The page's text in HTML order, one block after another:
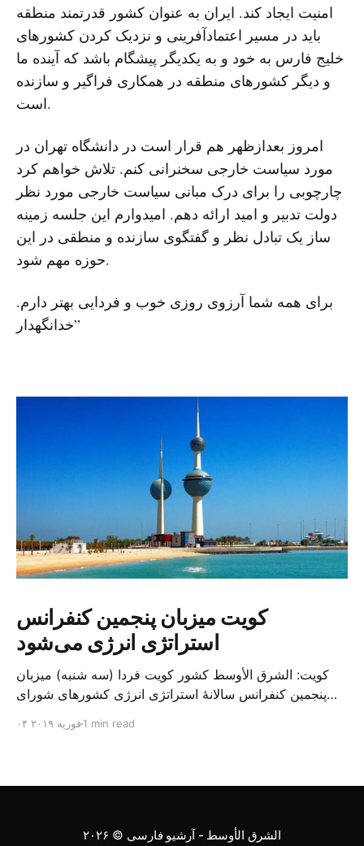
امنیت ایجاد کند. ایران به عنوان کشور قدرتمند منطقه
باید در مسیر اعتمادآفرینی و نزدیک کردن کشورهای
خلیج فارس به خود و به یکدیگر پیشگام باشد که آینده ما
و دیگر کشورهای منطقه در همکاری فراگیر و سازنده
است.
امروز بعدازظهر هم قرار است در دانشگاه تهران در
مورد سیاست خارجی سخنرانی کنم. تلاش خواهم کرد
چارچوبی را برای درک مبانی سیاست خارجی مورد نظر
دولت تدبیر و امید ارائه دهم. امیدوارم این جلسه زمینه
ساز یک تبادل نظر و گفتگوی سازنده و منطقی در این
حوزه مهم شود.
برای همه شما آرزوی روزی خوب و فردایی بهتر دارم.
خدانگهدار”
کویت میزبان پنجمین کنفرانس
استراتژی انرژی می‌شود
کویت: الشرق الأوسط کشور کویت فردا (سه شنبه) میزبان
پنجمین کنفرانس سالانهٔ استراتژی انرژی کشورهای شورای
متخصص از شرکت‌های جهانی نفت و گاز در این کنفرانس
۰۴ فوریه ۲۰۱۹1 min read
الشرق الأوسط - آرشیو فارسی © ۲۰۲۶